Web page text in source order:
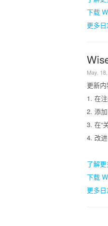
下载
更多
May.
更新内
1. 在
2. 添
3. 在“
4. 改进
了解
下载
更多